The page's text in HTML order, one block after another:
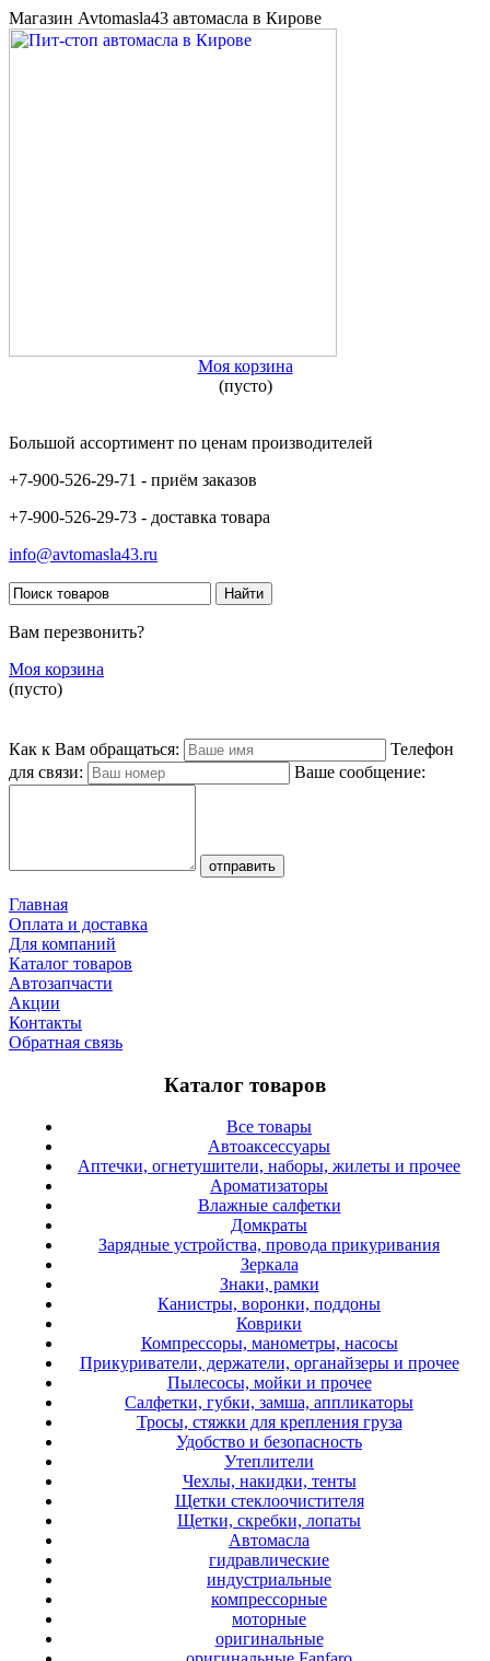
Магазин Avtomasla43 автомасла в Кирове
Моя корзина
(пусто)
Большой ассортимент по ценам производителей
+7-900-526-29-71 - приём заказов
+7-900-526-29-73 - доставка товара
info@avtomasla43.ru
Вам перезвонить?
Моя корзина
(пусто)
Как к Вам обращаться:
Телефон
для связи:
Ваше сообщение:
Главная
Оплата и доставка
Для компаний
Каталог товаров
Автозапчасти
Акции
Контакты
Обратная связь
Каталог товаров
Все товары
Автоаксессуары
Аптечки, огнетушители, наборы, жилеты и прочее
Ароматизаторы
Влажные салфетки
Домкраты
Зарядные устройства, провода прикуривания
Зеркала
Знаки, рамки
Канистры, воронки, поддоны
Коврики
Компрессоры, манометры, насосы
Прикуриватели, держатели, органайзеры и прочее
Пылесосы, мойки и прочее
Салфетки, губки, замша, аппликаторы
Тросы, стяжки для крепления груза
Удобство и безопасность
Утеплители
Чехлы, накидки, тенты
Щетки стеклоочистителя
Щетки, скребки, лопаты
Автомасла
гидравлические
индустриальные
компрессорные
моторные
оригинальные